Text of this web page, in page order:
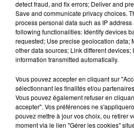
29 juillet 2026
SEGRÉ. ATTAQUE À L'ARME BLANCHE
JEUX
C'est plus ou c'est
detect fraud, and fix errors; Deliver and
Save and communicate privacy choices.
process personal data such as IP
following functionalities: Identify devices
requested; Use precise geolocation data;
other data sources; Link different devices;
information transmitted automatically.
Vous pouvez accepter en cliquant sur
sélectionnant les finalités et/ou
Vous pouvez également refuser en
accepter". Vos préférences ne
pouvez mettre à jour vos choix, ou retirer
moment via le lien "Gérer les cookies"